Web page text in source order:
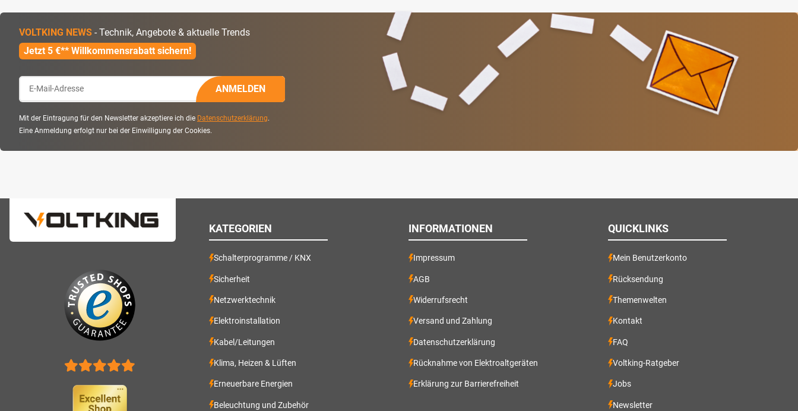
VOLTKING NEWS - Technik, Angebote & aktuelle Trends
Jetzt 5 €** Willkommensrabatt sichern!
ANMELDEN
Mit der Eintragung für den Newsletter akzeptiere ich die Datenschutzerklärung.
Eine Anmeldung erfolgt nur bei der Einwilligung der Cookies.
KATEGORIEN
Schalterprogramme / KNX
Sicherheit
Netzwerktechnik
Elektroinstallation
Kabel/Leitungen
Klima, Heizen & Lüften
Erneuerbare Energien
Beleuchtung und Zubehör
INFORMATIONEN
Impressum
AGB
Widerrufsrecht
Versand und Zahlung
Datenschutzerklärung
Rücknahme von Elektroaltgeräten
Erklärung zur Barrierefreiheit
QUICKLINKS
Mein Benutzerkonto
Rücksendung
Themenwelten
Kontakt
FAQ
Voltking-Ratgeber
Jobs
Newsletter